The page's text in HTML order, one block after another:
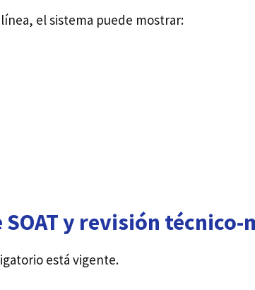
el sistema puede mostrar:
y revisión técnico-
está vigente.